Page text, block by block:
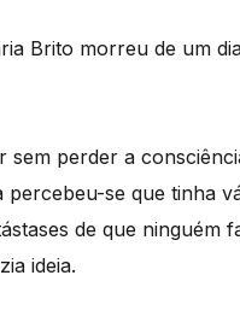
Brito morreu de um
sem perder a
percebeu-se que tinha
de que ninguém
ideia.